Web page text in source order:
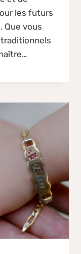
les futurs
Que vous